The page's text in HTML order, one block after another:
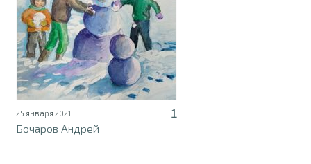
25 января 2021
1
Бочаров Андрей